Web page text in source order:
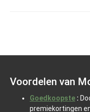
Voordelen van
Goedkoopste :
premiekortingen